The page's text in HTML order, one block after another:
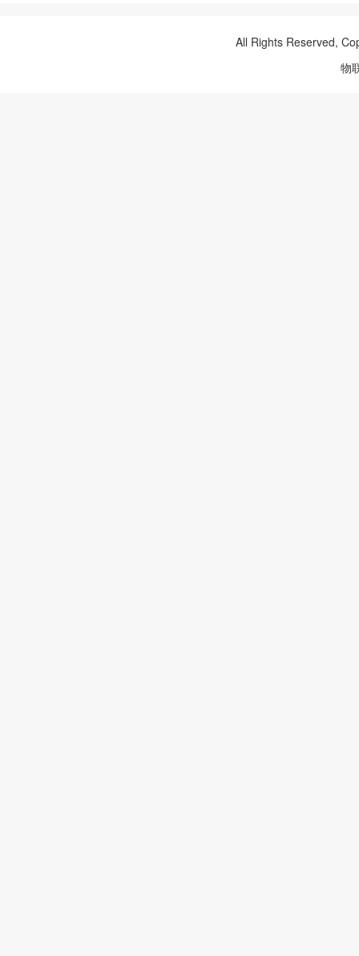
All Rights Reserved,
物